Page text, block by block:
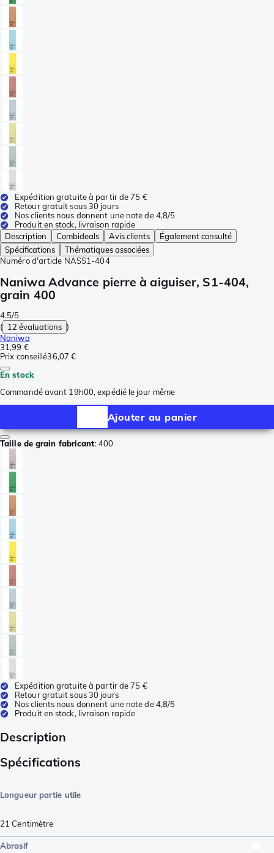
Expédition gratuite à partir de 75 €
Retour gratuit sous 30 jours
Nos clients nous donnent une note de 4,8/5
Produit en stock, livraison rapide
Description
Combideals Avis clients
Également consulté
Spécifications
Thématiques associées
Numéro d'article NASS1-404
Naniwa Advance pierre à aiguiser, S1-404,
grain 400
4.5/5
( 12 évaluations )
Naniwa
31,99 €
Prix conseillé36,07 €
En stock
Commandé avant 19h00, expédié le jour même
Ajouter au panier
Taille de grain fabricant:400
Expédition gratuite à partir de 75 €
Retour gratuit sous 30 jours
Nos clients nous donnent une note de 4,8/5
Produit en stock, livraison rapide
Description
Spécifications
Longueur partie utile
21 Centimètre
Abrasif